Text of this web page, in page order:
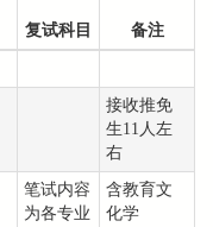
复试科目 备注
接收推免
生11人左
右
笔试内容
为各专业
含教育文
化学